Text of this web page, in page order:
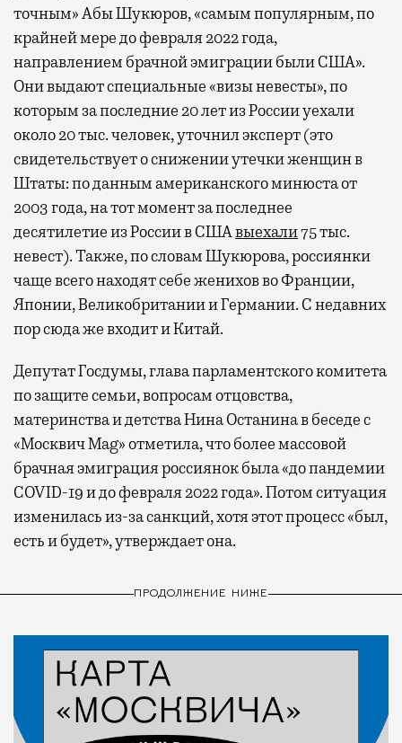
точным» Абы Шукюров, «самым популярным, по
крайней мере до февраля 2022 года,
направлением брачной эмиграции были США».
Они выдают специальные «визы невесты», по
которым за последние 20 лет из России уехали
около 20 тыс. человек, уточнил эксперт (это
свидетельствует о снижении утечки женщин в
Штаты: по данным американского минюста от
2003 года, на тот момент за последнее
десятилетие из России в СШАвыехали75 тыс.
невест). Также, по словам Шукюрова, россиянки
чаще всего находят себе женихов во Франции,
Японии, Великобритании и Германии. С недавних
пор сюда же входит и Китай.
Депутат Госдумы, глава парламентского комитета
по защите семьи, вопросам отцовства,
материнства и детства Нина Останина в беседе с
«Москвич Mag» отметила, что более массовой
брачная эмиграция россиянок была «до пандемии
COVID-19 и до февраля 2022 года». Потом ситуация
изменилась из-за санкций, хотя этот процесс «был,
есть и будет», утверждает она.
ПРОДОЛЖЕНИЕ НИЖЕ